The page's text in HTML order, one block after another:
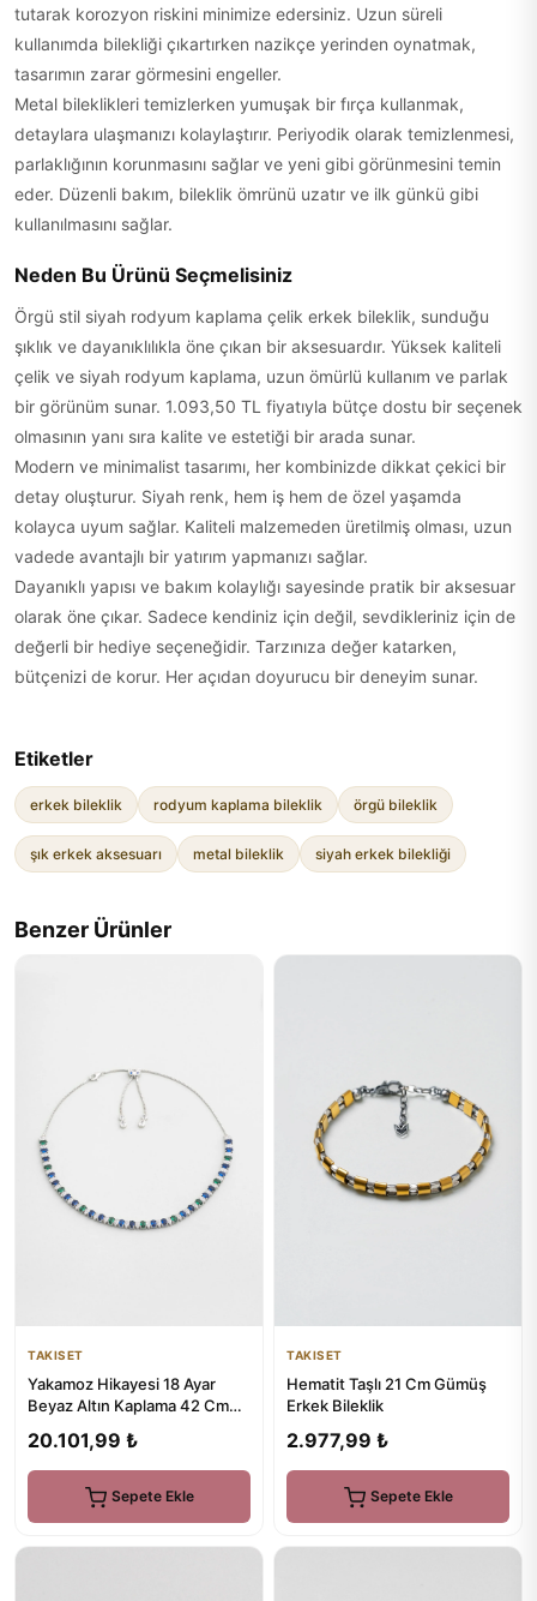
tutarak korozyon riskini minimize edersiniz. Uzun süreli
kullanımda bilekliği çıkartırken nazikçe yerinden oynatmak,
tasarımın zarar görmesini engeller.
Metal bileklikleri temizlerken yumuşak bir fırça kullanmak,
detaylara ulaşmanızı kolaylaştırır. Periyodik olarak temizlenmesi,
parlaklığının korunmasını sağlar ve yeni gibi görünmesini temin
eder. Düzenli bakım, bileklik ömrünü uzatır ve ilk günkü gibi
kullanılmasını sağlar.
Neden Bu Ürünü Seçmelisiniz
Örgü stil siyah rodyum kaplama çelik erkek bileklik, sunduğu
şıklık ve dayanıklılıkla öne çıkan bir aksesuardır. Yüksek kaliteli
çelik ve siyah rodyum kaplama, uzun ömürlü kullanım ve parlak
bir görünüm sunar. 1.093,50 TL fiyatıyla bütçe dostu bir seçenek
olmasının yanı sıra kalite ve estetiği bir arada sunar.
Modern ve minimalist tasarımı, her kombinizde dikkat çekici bir
detay oluşturur. Siyah renk, hem iş hem de özel yaşamda
kolayca uyum sağlar. Kaliteli malzemeden üretilmiş olması, uzun
vadede avantajlı bir yatırım yapmanızı sağlar.
Dayanıklı yapısı ve bakım kolaylığı sayesinde pratik bir aksesuar
olarak öne çıkar. Sadece kendiniz için değil, sevdikleriniz için de
değerli bir hediye seçeneğidir. Tarzınıza değer katarken,
bütçenizi de korur. Her açıdan doyurucu bir deneyim sunar.
Etiketler
erkek bileklik rodyum kaplama bileklik örgü bileklik
şık erkek aksesuarı metal bileklik siyah erkek bilekliği
Benzer Ürünler
TAKISET
Yakamoz Hikayesi 18 Ayar
Beyaz Altın Kaplama 42 Cm
20.101,99 ₺
Sepete Ekle
TAKISET
Hematit Taşlı 21 Cm Gümüş
Erkek Bileklik
2.977,99 ₺
Sepete Ekle